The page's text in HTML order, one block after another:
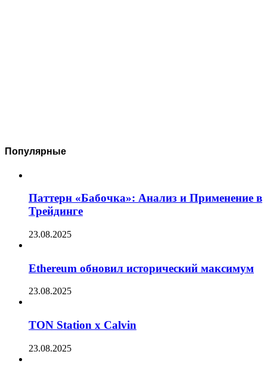
Популярные
Паттерн «Бабочка»: Анализ и Применение в
Трейдинге
23.08.2025
Ethereum обновил исторический максимум
23.08.2025
TON Station x Calvin
23.08.2025